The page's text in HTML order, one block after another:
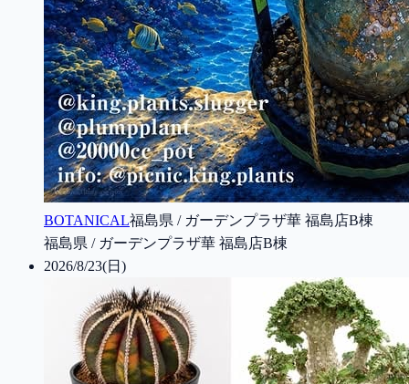
BOTANICAL福島県 / ガーデンプラザ華 福島店B棟
福島県 / ガーデンプラザ華 福島店B棟
2026/8/23(日)